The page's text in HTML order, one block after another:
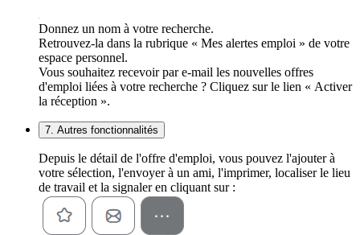
Donnez un nom à votre recherche.
Retrouvez-la dans la rubrique « Mes alertes emploi » de votre
espace personnel.
Vous souhaitez recevoir par e-mail les nouvelles offres
d'emploi liées à votre recherche ? Cliquez sur le lien « Activer
la réception ».
7. Autres fonctionnalités
Depuis le détail de l'offre d'emploi, vous pouvez l'ajouter à
votre sélection, l'envoyer à un ami, l'imprimer, localiser le lieu
de travail et la signaler en cliquant sur :